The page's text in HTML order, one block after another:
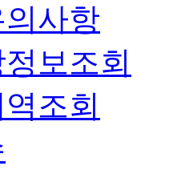
사항
보조회
조회